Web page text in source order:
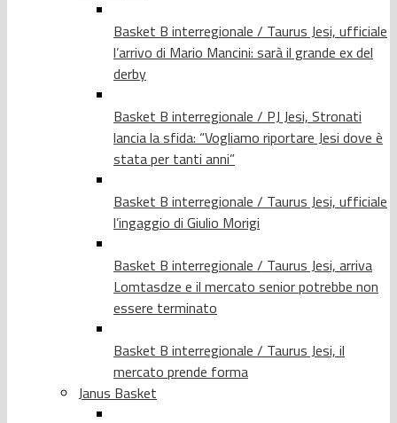
Basket B interregionale / Taurus Jesi, ufficiale
l’arrivo di Mario Mancini: sarà il grande ex del
derby
Basket B interregionale / PJ Jesi, Stronati
lancia la sfida: “Vogliamo riportare Jesi dove è
stata per tanti anni”
Basket B interregionale / Taurus Jesi, ufficiale
l’ingaggio di Giulio Morigi
Basket B interregionale / Taurus Jesi, arriva
Lomtasdze e il mercato senior potrebbe non
essere terminato
Basket B interregionale / Taurus Jesi, il
mercato prende forma
Janus Basket